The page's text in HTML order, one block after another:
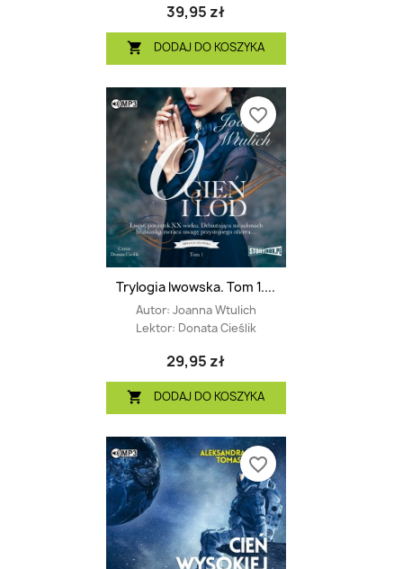
39,95 zł
 DODAJ DO KOSZYKA
Trylogia lwowska. Tom 1....
Autor: Joanna Wtulich
Lektor: Donata Cieślik
29,95 zł
 DODAJ DO KOSZYKA
favorite_border
favorite_border